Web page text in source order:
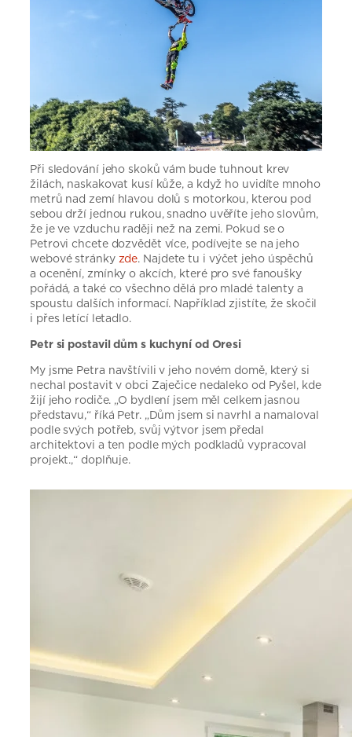
Při sledování jeho skoků vám bude tuhnout krev
žilách, naskakovat kusí kůže, a když ho uvidíte mnoho
metrů nad zemí hlavou dolů s motorkou, kterou pod
sebou drží jednou rukou, snadno uvěříte jeho slovům,
že je ve vzduchu raději než na zemi. Pokud se o
Petrovi chcete dozvědět více, podívejte se na jeho
webové stránky zde. Najdete tu i výčet jeho úspěchů
a ocenění, zmínky o akcích, které pro své fanoušky
pořádá, a také co všechno dělá pro mladé talenty a
spoustu dalších informací. Například zjistíte, že skočil
i přes letící letadlo.
Petr si postavil dům s kuchyní od Oresi
My jsme Petra navštívili v jeho novém domě, který si
nechal postavit v obci Zaječice nedaleko od Pyšel, kde
žijí jeho rodiče. „O bydlení jsem měl celkem jasnou
představu,“ říká Petr. „Dům jsem si navrhl a namaloval
podle svých potřeb, svůj výtvor jsem předal
architektovi a ten podle mých podkladů vypracoval
projekt.,“ doplňuje.